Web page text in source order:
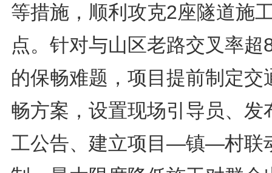
等措施，顺利攻克2座隧道施
点。针对与山区老路交叉率超
的保畅难题，项目提前制定交
畅方案，设置现场引导员、发
工公告、建立项目—镇—村联